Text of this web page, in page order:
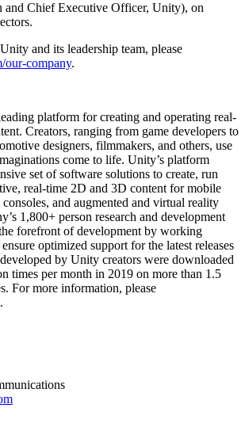
and Chief Executive Officer, Unity), on
and its leadership team, please
our-company.
platform for creating and operating real-
Creators, ranging from game developers to
designers, filmmakers, and others, use
come to life. Unity’s platform
set of software solutions to create, run
real-time 2D and 3D content for mobile
consoles, and augmented and virtual reality
1,800+ person research and development
forefront of development by working
optimized support for the latest releases
by Unity creators were downloaded
times per month in 2019 on more than 1.5
For more information, please
.